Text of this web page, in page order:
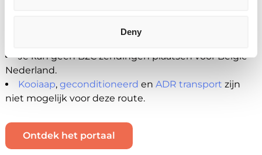
Deny
Je kan momenteel geen pakketten versturen van
Je kan geen B2C zendingen plaatsen voor België-
Nederland.
Kooiaap, geconditioneerd en ADR transport zijn
niet mogelijk voor deze route.
Ontdek het portaal